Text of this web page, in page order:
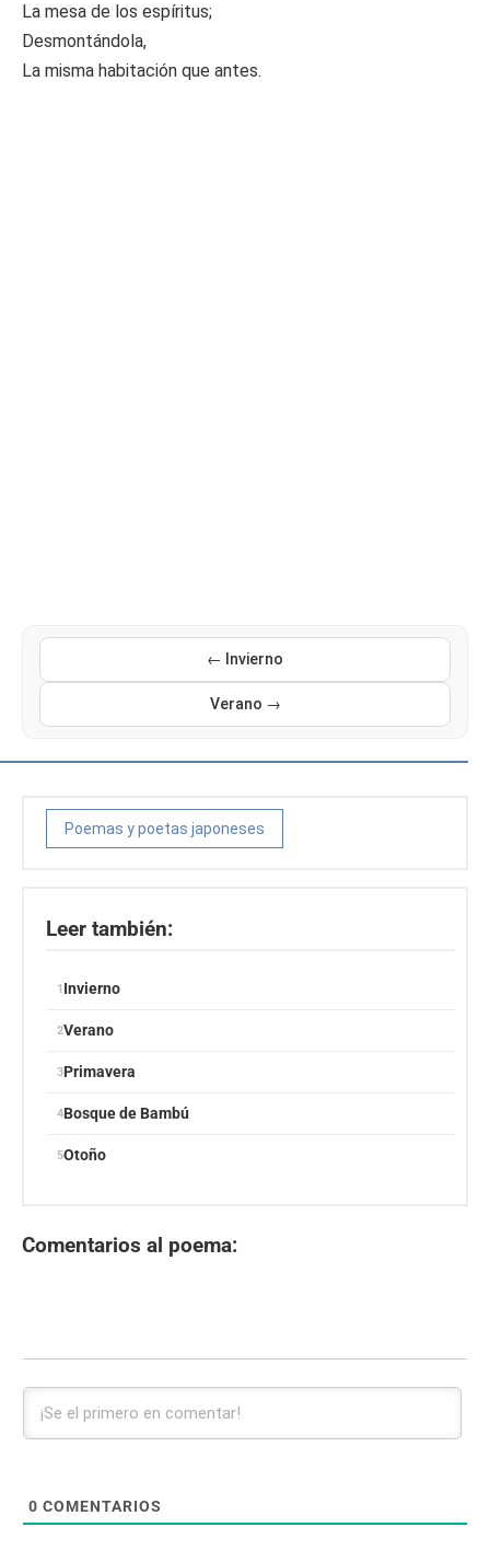
La mesa de los espíritus;
Desmontándola,
La misma habitación que antes.
← Invierno
Verano →
Poemas y poetas japoneses
Leer también:
Invierno
Verano
Primavera
Bosque de Bambú
Otoño
Comentarios al poema:
0 COMENTARIOS